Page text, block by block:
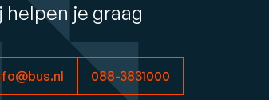
helpen je graag
088-3831000